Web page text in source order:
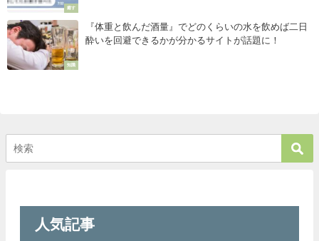
癒す
知識
『体重と飲んだ酒量』でどのくらいの水を飲めば二日
酔いを回避できるかが分かるサイトが話題に！
人気記事